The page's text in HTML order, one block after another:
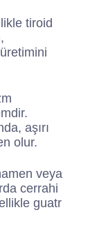
tiroid
aşırı
olur.
veya
cerrahi
guatr